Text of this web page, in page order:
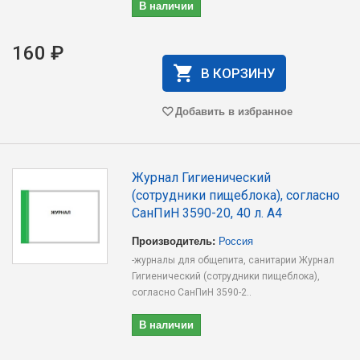
В наличии
160 ₽
В КОРЗИНУ
Добавить в избранное
Журнал Гигиенический
(сотрудники пищеблока), согласно
СанПиН 3590-20, 40 л. А4
Производитель: Россия
-журналы для общепита, санитарии Журнал
Гигиенический (сотрудники пищеблока),
согласно СанПиН 3590-2..
В наличии